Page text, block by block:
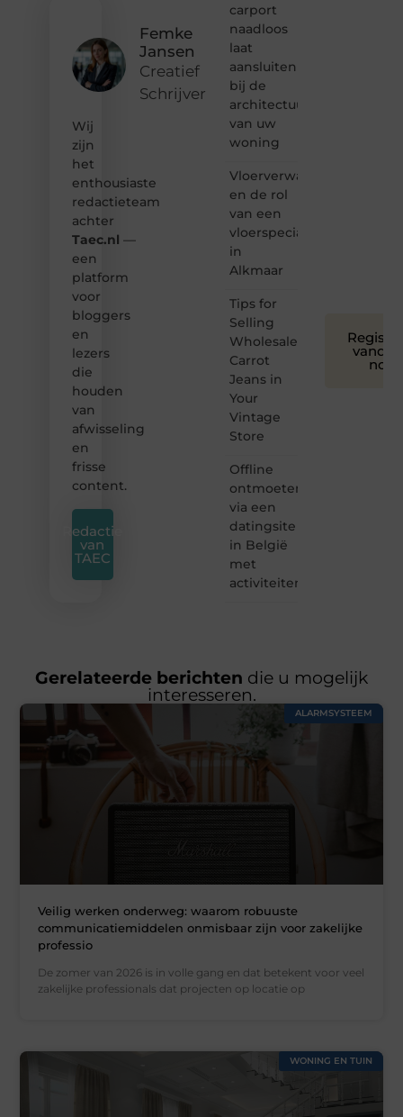
Femke
Jansen
Creatief
Schrijver
Wij
zijn
het
enthousiaste
redactieteam
achter
Taec.nl —
een
platform
voor
bloggers
en
lezers
die
houden
van
afwisseling
en
frisse
content.
Redactie
van
TAEC
carport
naadloos
laat
aansluiten
bij de
architectuur
van uw
woning
Vloerverwarming
en de rol
van een
vloerspecialist
in
Alkmaar
Tips for
Selling
Wholesale
Carrot
Jeans in
Your
Vintage
Store
Offline
ontmoeten
via een
datingsite
in België
met
activiteiten
nog
Gerelateerde berichten die u mogelijk
interesseren.
ALARMSYSTEEM
Veilig werken onderweg: waarom robuuste
communicatiemiddelen onmisbaar zijn voor zakelijke
professio
De zomer van 2026 is in volle gang en dat betekent voor veel
zakelijke professionals dat projecten op locatie op
WONING EN TUIN